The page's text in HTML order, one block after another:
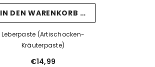
IN DEN WARENKORB LEGEN
Leberpaste (Artischocken-
Kräuterpaste)
€14,99